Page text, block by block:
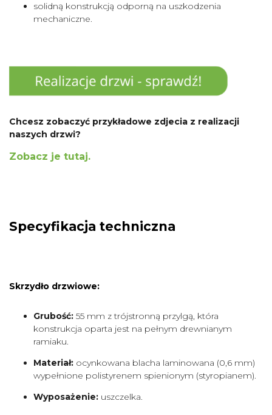
solidną konstrukcją odporną na uszkodzenia
mechaniczne.
Chcesz zobaczyć przykładowe zdjecia z realizacji
naszych drzwi?
Zobacz je tutaj.
Specyfikacja techniczna
Skrzydło drzwiowe:
Grubość: 55 mm z trójstronną przylgą, która
konstrukcja oparta jest na pełnym drewnianym
ramiaku.
Materiał: ocynkowana blacha laminowana (0,6 mm)
wypełnione polistyrenem spienionym (styropianem).
Wyposażenie: uszczelka.